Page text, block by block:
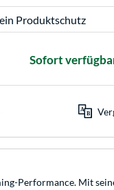
Sofort
Performance. Mit